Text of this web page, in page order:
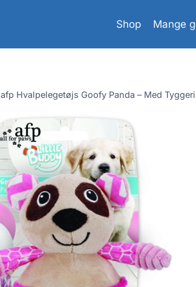
Shop Mange
afp Hvalpelegetøjs Goofy Panda – Med